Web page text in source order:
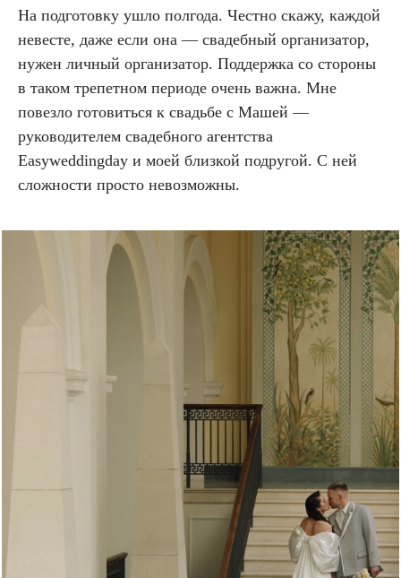
На подготовку ушло полгода. Честно скажу, каждой
невесте, даже если она — свадебный организатор,
нужен личный организатор. Поддержка со стороны
в таком трепетном периоде очень важна. Мне
повезло готовиться к свадьбе с Машей —
руководителем свадебного агентства
Easyweddingday и моей близкой подругой. С ней
сложности просто невозможны.